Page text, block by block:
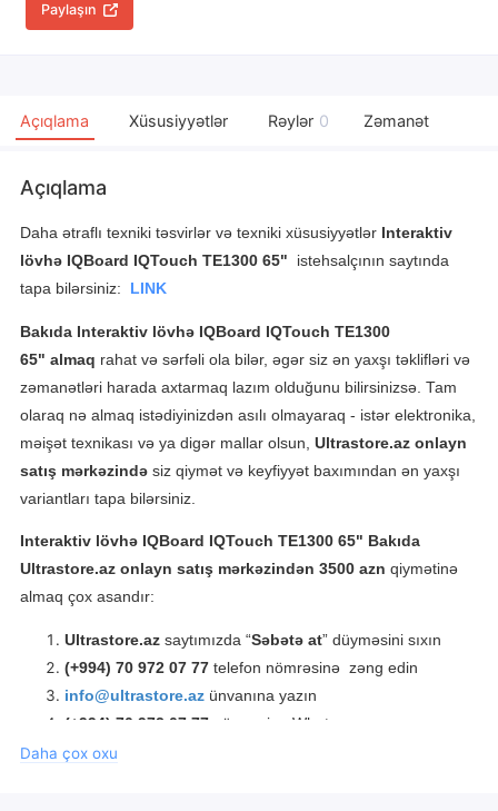
Paylaşın
Açıqlama Xüsusiyyətlər Rəylər 0 Zəmanət
Açıqlama
Daha ətraflı texniki təsvirlər və texniki xüsusiyyətlər Interaktiv
lövhə IQBoard IQTouch TE1300 65"
istehsalçının saytında
tapa bilərsiniz:
LINK
Bakıda Interaktiv lövhə IQBoard IQTouch TE1300
65" almaq rahat və sərfəli ola bilər, əgər siz ən yaxşı təklifləri və
zəmanətləri harada axtarmaq lazım olduğunu bilirsinizsə. Tam
olaraq nə almaq istədiyinizdən asılı olmayaraq - istər elektronika,
məişət texnikası və ya digər mallar olsun, Ultrastore.az onlayn
satış mərkəzində siz qiymət və keyfiyyət baxımından ən yaxşı
variantları tapa bilərsiniz.
Interaktiv lövhə IQBoard IQTouch TE1300 65" Bakıda
Ultrastore.az onlayn satış mərkəzindən 3500 azn qiymətinə
almaq çox asandır:
Ultrastore.az saytımızda “Səbətə at” düyməsini sıxın
(+994) 70 972 07 77 telefon nömrəsinə zəng edin
info@ultrastore.az ünvanına yazın
(+994) 70 972 07 77 nömrəsinə Whatsappa yazın
Ultrastore.azmağazasından
Daha çox oxu